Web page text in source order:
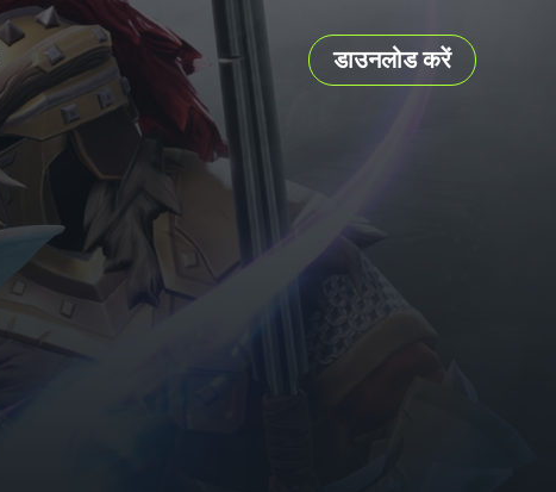
डाउनलोड करें